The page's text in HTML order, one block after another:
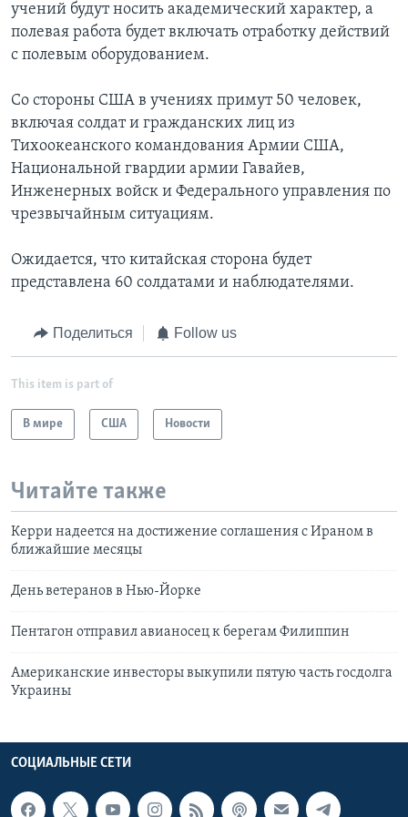
учений будут носить академический характер, а
полевая работа будет включать отработку действий
с полевым оборудованием.
Со стороны США в учениях примут 50 человек,
включая солдат и гражданских лиц из
Тихоокеанского командования Армии США,
Национальной гвардии армии Гавайев,
Инженерных войск и Федерального управления по
чрезвычайным ситуациям.
Ожидается, что китайская сторона будет
представлена 60 солдатами и наблюдателями.
Поделиться Follow us
This item is part of
В мире США Новости
Читайте также
Керри надеется на достижение соглашения с Ираном в
ближайшие месяцы
День ветеранов в Нью-Йорке
Пентагон отправил авианосец к берегам Филиппин
Американские инвесторы выкупили пятую часть госдолга
Украины
СОЦИАЛЬНЫЕ СЕТИ